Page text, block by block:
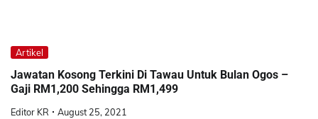
Artikel
Jawatan Kosong Terkini Di Tawau Untuk Bulan Ogos –
Gaji RM1,200 Sehingga RM1,499
Editor KR August 25, 2021